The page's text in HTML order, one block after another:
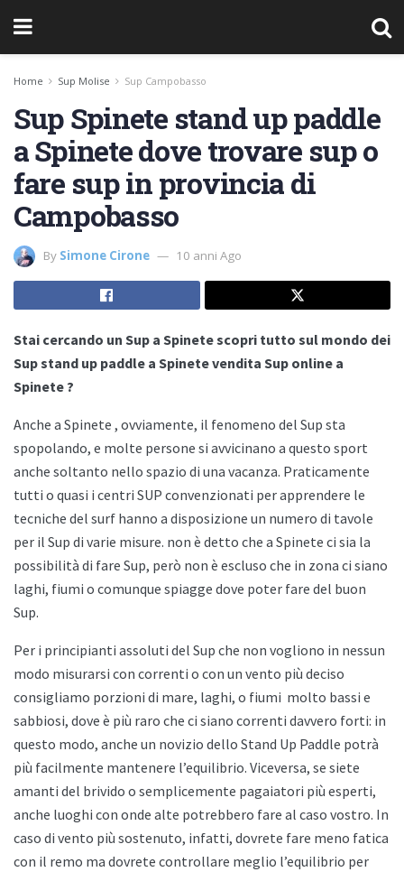
Home Sup Molise Sup Campobasso
Sup Spinete stand up paddle
a Spinete dove trovare sup o
fare sup in provincia di
Campobasso
By Simone Cirone 10 anni Ago
Stai cercando un Sup a Spinete scopri tutto sul mondo dei
Sup stand up paddle a Spinete vendita Sup online a
Spinete ?
Anche a Spinete , ovviamente, il fenomeno del Sup sta
spopolando, e molte persone si avvicinano a questo sport
anche soltanto nello spazio di una vacanza. Praticamente
tutti o quasi i centri SUP convenzionati per apprendere le
tecniche del surf hanno a disposizione un numero di tavole
per il Sup di varie misure. non è detto che a Spinete ci sia la
possibilità di fare Sup, però non è escluso che in zona ci siano
laghi, fiumi o comunque spiagge dove poter fare del buon
Sup.
Per i principianti assoluti del Sup che non vogliono in nessun
modo misurarsi con correnti o con un vento più deciso
consigliamo porzioni di mare, laghi, o fiumi molto bassi e
sabbiosi, dove è più raro che ci siano correnti davvero forti: in
questo modo, anche un novizio dello Stand Up Paddle potrà
più facilmente mantenere l’equilibrio. Viceversa, se siete
amanti del brivido o semplicemente pagaiatori più esperti,
anche luoghi con onde alte potrebbero fare al caso vostro. In
caso di vento più sostenuto, infatti, dovrete fare meno fatica
con il remo ma dovrete controllare meglio l’equilibrio per